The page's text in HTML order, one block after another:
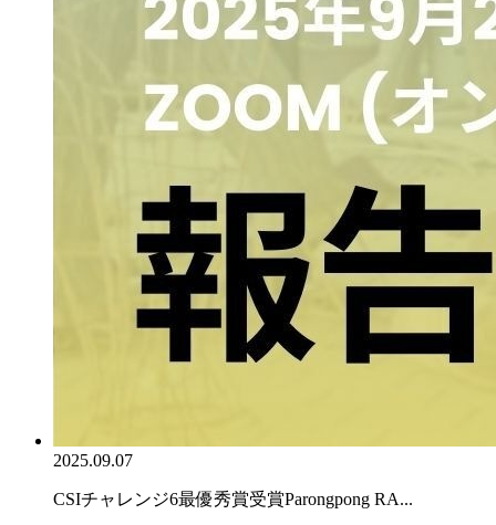
2025.09.07
CSIチャレンジ6最優秀賞受賞Parongpong RA...